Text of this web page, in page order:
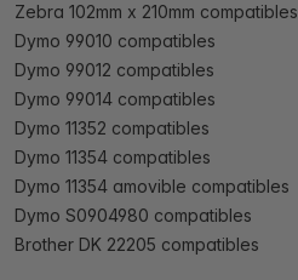
Zebra 102mm x 210mm compatibles
Dymo 99010 compatibles
Dymo 99012 compatibles
Dymo 99014 compatibles
Dymo 11352 compatibles
Dymo 11354 compatibles
Dymo 11354 amovible compatibles
Dymo S0904980 compatibles
Brother DK 22205 compatibles